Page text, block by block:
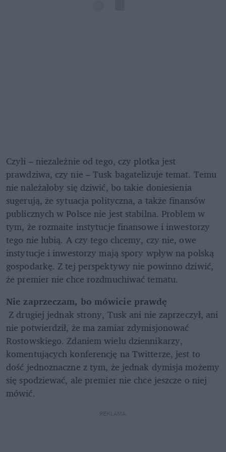
Czyli – niezależnie od tego, czy plotka jest
prawdziwa, czy nie – Tusk bagatelizuje temat. Temu
nie należałoby się dziwić, bo takie doniesienia
sugerują, że sytuacja polityczna, a także finansów
publicznych w Polsce nie jest stabilna. Problem w
tym, że rozmaite instytucje finansowe i inwestorzy
tego nie lubią. A czy tego chcemy, czy nie, owe
instytucje i inwestorzy mają spory wpływ na polską
gospodarkę. Z tej perspektywy nie powinno dziwić,
że premier nie chce rozdmuchiwać tematu.
Nie zaprzeczam, bo mówicie prawdę
nie potwierdził, że ma zamiar zdymisjonować
Rostowskiego. Zdaniem wielu dziennikarzy,
komentujących konferencję na Twitterze, jest to
dość jednoznaczne z tym, że jednak dymisja możemy
się spodziewać, ale premier nie chce jeszcze o niej
mówić.
REKLAMA